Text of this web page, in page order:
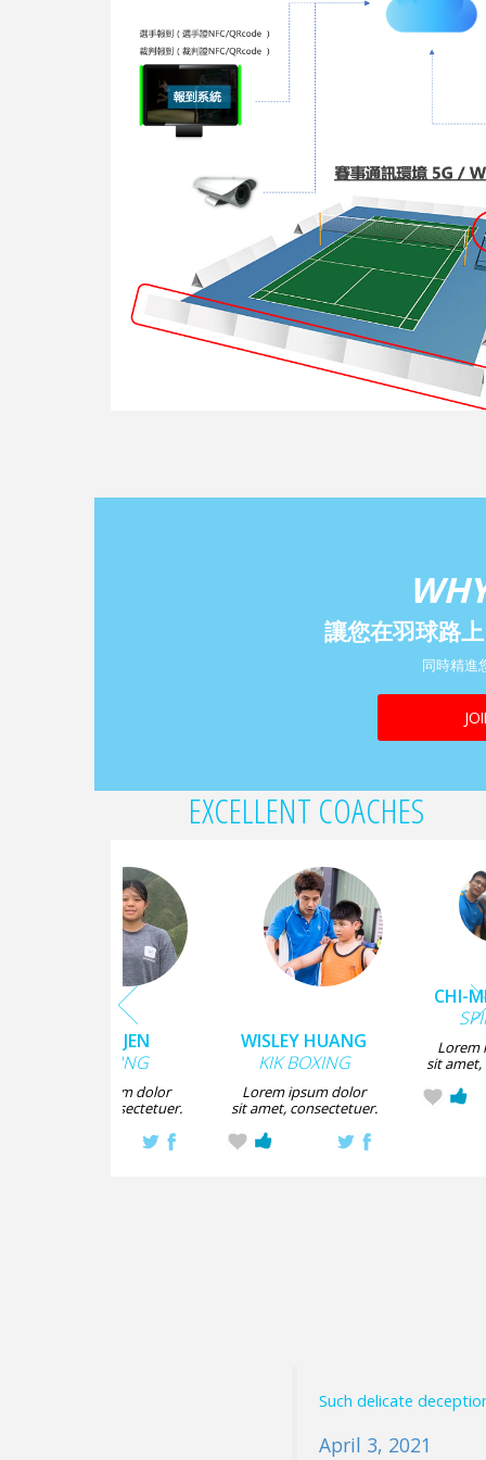
讓您在羽球路
同時精進
EXCELLENT COACHES
RONG JEN
SPINNING
Lorem ipsum dolor
sit amet, consectetuer.
WISLEY HUANG
KIK BOXING
Lorem ipsum dolor
sit amet, consectetuer.
CHI-
Lorem
sit amet,
Such delicate
April 3, 2021